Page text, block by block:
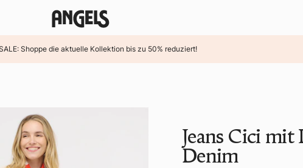
Shoppe die aktuelle Kollektion bis zu 50% reduziert!
Jeans Cici
Denim